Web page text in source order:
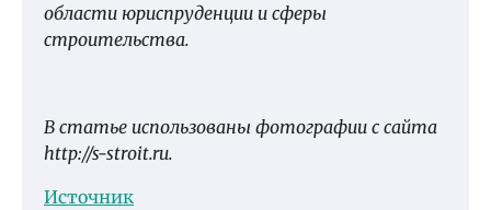
области юриспруденции и сферы
строительства.
В статье использованы фотографии с сайта
http://s-stroit.ru.
Источник